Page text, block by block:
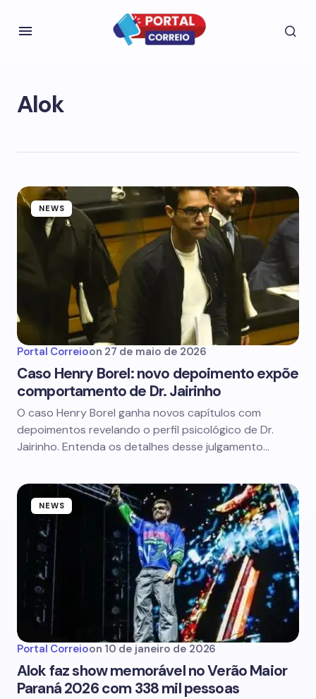
Alok
NEWS
Portal Correioon 27 de maio de 2026
Caso Henry Borel: novo depoimento expõe
comportamento de Dr. Jairinho
O caso Henry Borel ganha novos capítulos com
depoimentos revelando o perfil psicológico de Dr.
Jairinho. Entenda os detalhes desse julgamento…
NEWS
Portal Correioon 10 de janeiro de 2026
Alok faz show memorável no Verão Maior
Paraná 2026 com 338 mil pessoas